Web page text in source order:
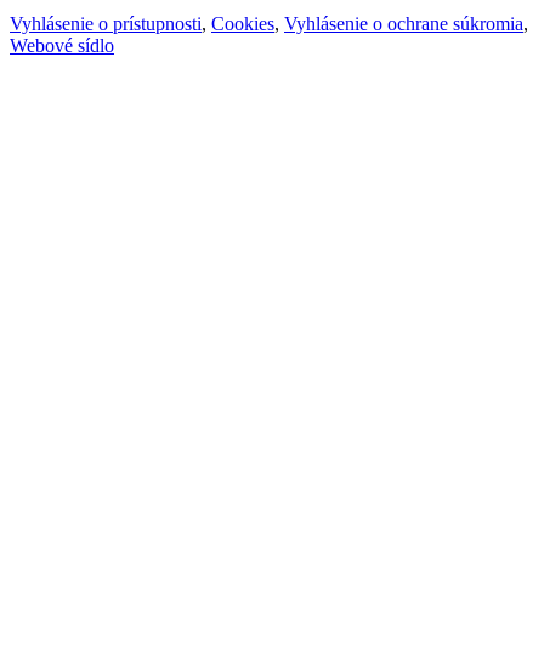
Vyhlásenie o prístupnosti, Cookies, Vyhlásenie o ochrane súkromia,
Webové sídlo